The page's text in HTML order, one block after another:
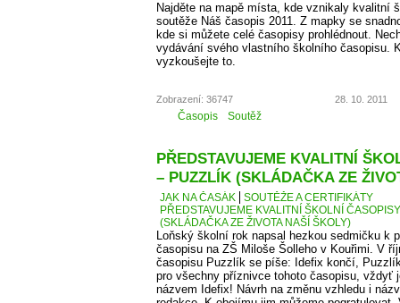
Najděte na mapě místa, kde vznikaly kvalitní
soutěže Náš časopis 2011. Z mapky se
kde si můžete celé časopisy prohlédnout.
vydávání svého vlastního školního časopisu.
vyzkoušejte to.
Zobrazení: 36747 28. 10. 2011
Časopis Soutěž
PŘEDSTAVUJEME KVALITNÍ
– PUZZLÍK (SKLÁDAČKA ZE
JAK NA ČASÁK
SOUTĚŽE A CERTIFIKÁTY
PŘEDSTAVUJEME KVALITNÍ ŠKOLNÍ
(SKLÁDAČKA ZE ŽIVOTA NAŠÍ ŠKOLY)
Loňský školní rok napsal hezkou sedmičku k
časopisu na ZŠ Miloše Šolleho v Kouřimi. V
časopisu Puzzlík se píše: Idefix končí,
pro všechny příznivce tohoto časopisu, vždyť
názvem Idefix! Návrh na změnu vzhledu i